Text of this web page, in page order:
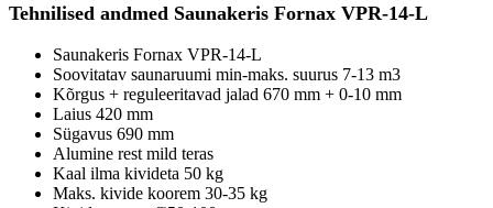
Tehnilised andmed Saunakeris Fornax VPR-14-L
Saunakeris Fornax VPR-14-L
Soovitatav saunaruumi min-maks. suurus 7-13 m3
Kõrgus + reguleeritavad jalad 670 mm + 0-10 mm
Laius 420 mm
Sügavus 690 mm
Alumine rest mild teras
Kaal ilma kivideta 50 kg
Maks. kivide koorem 30-35 kg